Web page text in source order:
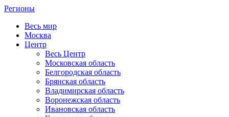
Регионы
Весь мир
Москва
Центр
Весь Центр
Московская область
Белгородская область
Брянская область
Владимирская область
Воронежская область
Ивановская область